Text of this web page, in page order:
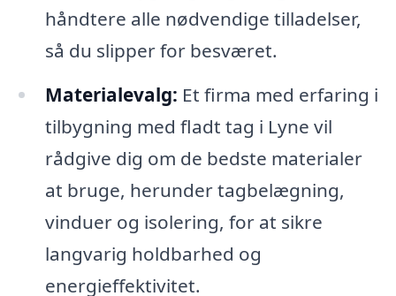
håndtere alle nødvendige tilladelser,
så du slipper for besværet.
Materialevalg: Et firma med erfaring i
tilbygning med fladt tag i Lyne vil
rådgive dig om de bedste materialer
at bruge, herunder tagbelægning,
vinduer og isolering, for at sikre
langvarig holdbarhed og
energieffektivitet.